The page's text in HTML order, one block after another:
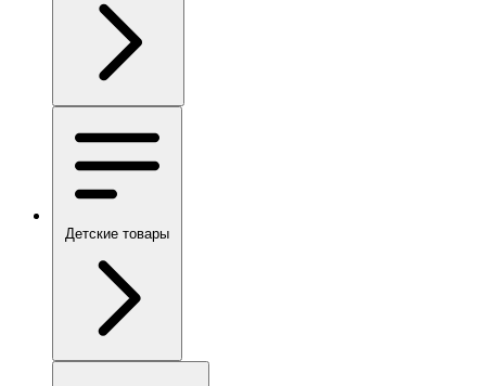
Детские товары